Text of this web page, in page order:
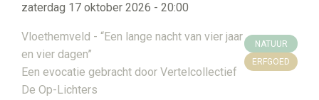
zaterdag 17 oktober 2026 - 20:00
Vloethemveld - “Een lange nacht van vier jaar
en vier dagen”
Een evocatie gebracht door Vertelcollectief
De Op-Lichters
NATUUR
ERFGOED